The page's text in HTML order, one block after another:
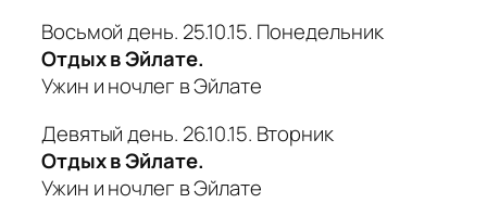
Восьмой день. 25.10.15. Понедельник
Отдых в Эйлате.
Ужин и ночлег в Эйлате
Девятый день. 26.10.15. Вторник
Отдых в Эйлате.
Ужин и ночлег в Эйлате